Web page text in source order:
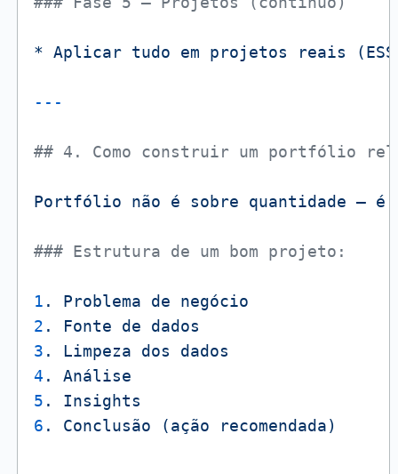
* Aplicar tudo em projetos reais
## 4. Como construir um portfólio
Portfólio não é sobre quantidade — é
### Estrutura de um bom projeto:
1 . Problema de
negócio
2 . Fonte de
dados
3 . Limpeza dos
dados
4 .
Análise
5 .
Insights
6 . Conclusão (ação recomendada)